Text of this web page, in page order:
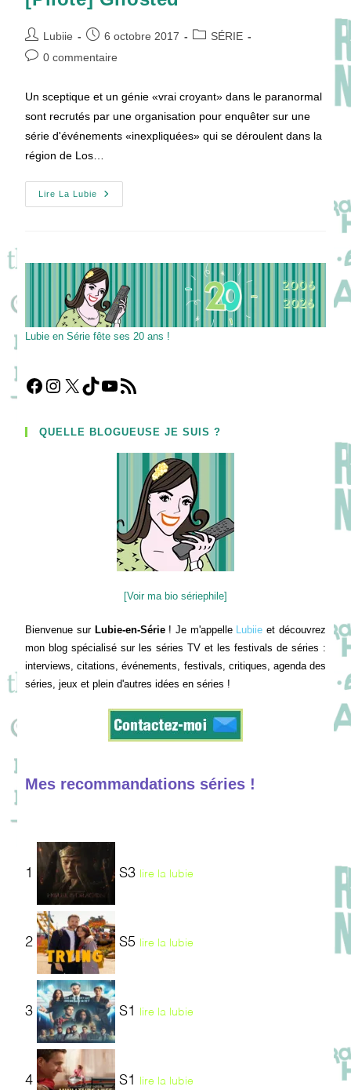
Auteur/autrice
de
Lubiie
Publication
publiée :
6 octobre 2017
PostSÉRIE
Commentaires
publication :
0 commentaire
Un sceptique et un génie «vrai croyant» dans le paranormal
sont recrutés par une organisation pour enquêter sur une
série d'événements «inexpliquées» qui se déroulent dans la
région de Los…
Lire La Lubie
[Pilote]
Ghosted
Lubie en Série fête ses 20 ans !
Facebook
Instagram
X TikTokYouTube
Flux RSS
QUELLE BLOGUEUSE JE SUIS ?
[Voir ma bio sériephile]
Bienvenue sur Lubie-en-Série! Je m'appelle Lubiie et découvrez
mon blog spécialisé sur les séries TV et les festivals de séries :
interviews, citations, événements, festivals, critiques, agenda des
séries, jeux et plein d'autres idées en séries !
Mes recommandations séries !
1 S3 lire la lubie
2 S5 lire la lubie
3 S1 lire la lubie
4 S1 lire la lubie